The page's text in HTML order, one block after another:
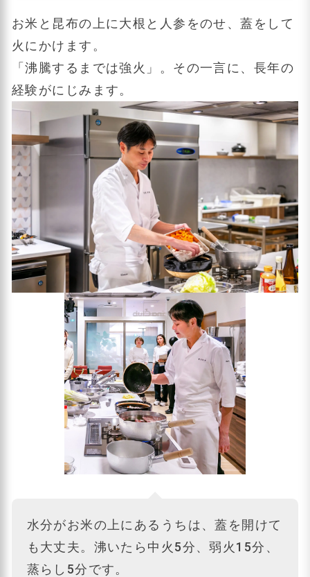
お米と昆布の上に大根と人参をのせ、蓋をして
火にかけます。
「沸騰するまでは強火」。その一言に、長年の
経験がにじみます。
水分がお米の上にあるうちは、蓋を開けて
も大丈夫。沸いたら中火5分、弱火15分、
蒸らし5分です。